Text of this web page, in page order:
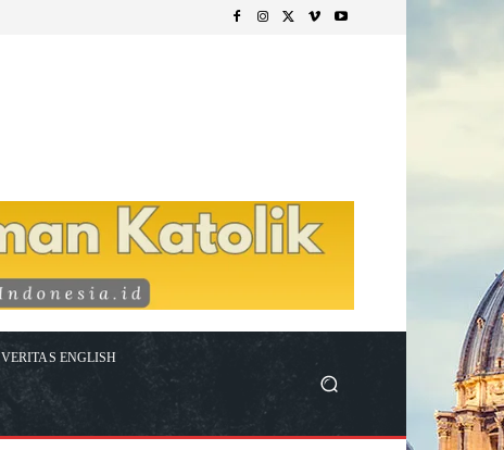
VERITAS ENGLISH